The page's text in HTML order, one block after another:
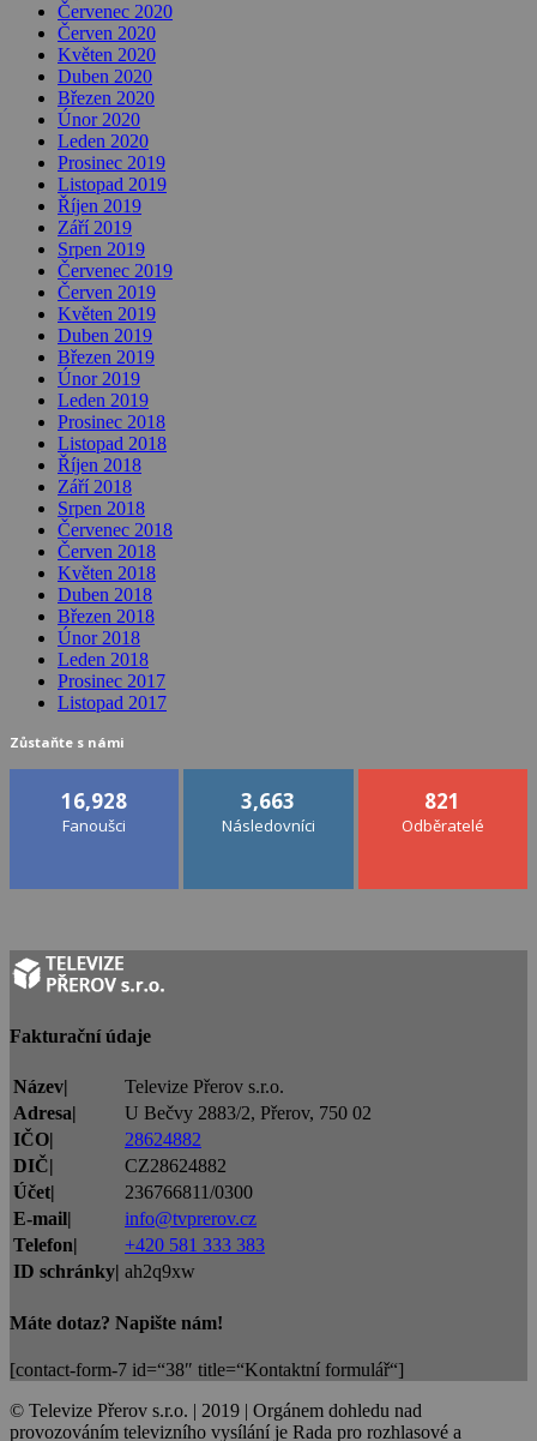
Červenec 2020
Červen 2020
Květen 2020
Duben 2020
Březen 2020
Únor 2020
Leden 2020
Prosinec 2019
Listopad 2019
Říjen 2019
Září 2019
Srpen 2019
Červenec 2019
Červen 2019
Květen 2019
Duben 2019
Březen 2019
Únor 2019
Leden 2019
Prosinec 2018
Listopad 2018
Říjen 2018
Září 2018
Srpen 2018
Červenec 2018
Červen 2018
Květen 2018
Duben 2018
Březen 2018
Únor 2018
Leden 2018
Prosinec 2017
Listopad 2017
Zůstaňte s námi
16,928
Fanoušci
3,663
Následovníci
821
Odběratelé
Fakturační údaje
Název|
Televize Přerov s.r.o.
Adresa|
U Bečvy 2883/2, Přerov, 750 02
IČO|
28624882
DIČ|
CZ28624882
Účet|
236766811/0300
E-mail|
info@tvprerov.cz
Telefon|
+420 581 333 383
ID schránky| ah2q9xw
Máte dotaz? Napište nám!
[contact-form-7 id=“38″ title=“Kontaktní formulář“]
© Televize Přerov s.r.o. | 2019 | Orgánem dohledu nad
provozováním televizního vysílání je Rada pro rozhlasové a